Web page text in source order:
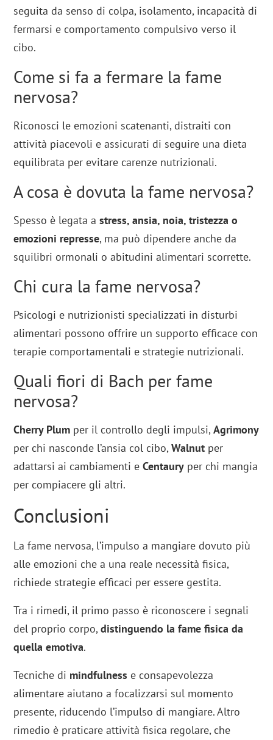
seguita da senso di colpa, isolamento, incapacità di
fermarsi e comportamento compulsivo verso il
cibo.
Come si fa a fermare la fame
nervosa?
Riconosci le emozioni scatenanti, distraiti con
attività piacevoli e assicurati di seguire una dieta
equilibrata per evitare carenze nutrizionali.
A cosa è dovuta la fame nervosa?
Spesso è legata astress, ansia, noia, tristezza o
emozioni represse, ma può dipendere anche da
squilibri ormonali o abitudini alimentari scorrette.
Chi cura la fame nervosa?
Psicologi e nutrizionisti specializzati in disturbi
alimentari possono offrire un supporto efficace con
terapie comportamentali e strategie nutrizionali.
Quali fiori di Bach per fame
nervosa?
Cherry Plum per il controllo degli impulsi,Agrimony
per chi nasconde l’ansia col cibo,Walnut per
adattarsi ai cambiamenti eCentaury per chi mangia
per compiacere gli altri.
Conclusioni
La fame nervosa, l’impulso a mangiare dovuto più
alle emozioni che a una reale necessità fisica,
richiede strategie efficaci per essere gestita.
Tra i rimedi, il primo passo è riconoscere i segnali
del proprio corpo,distinguendo la fame fisica da
quella emotiva.
Tecniche di mindfulness e consapevolezza
alimentare aiutano a focalizzarsi sul momento
presente, riducendo l’impulso di mangiare. Altro
rimedio è praticare attività fisica regolare, che